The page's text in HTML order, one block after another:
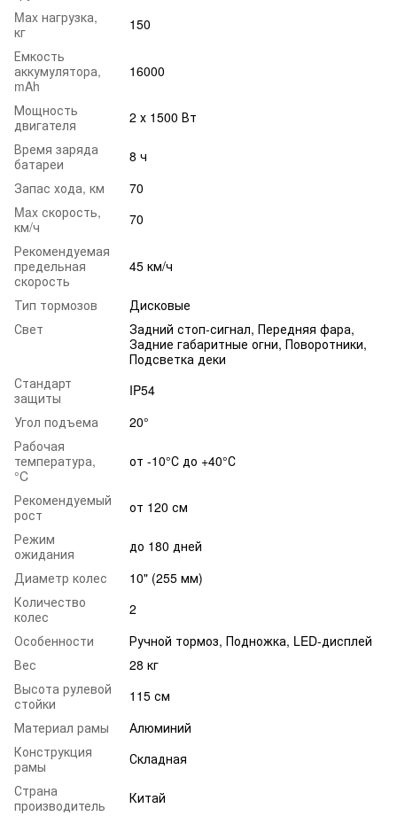
Mаx нагрузка,
кг
150
Емкость
аккумулятора,
mAh
16000
Мощность
двигателя
2 х 1500 Вт
Время заряда
батареи
8 ч
Запас хода, км
70
Max скорость,
км/ч
70
Рекомендуемая
предельная
скорость
45 км/ч
Тип тормозов
Дисковые
Свет
Задний стоп-сигнал, Передняя фара,
Задние габаритные огни, Поворотники,
Подсветка деки
Стандарт
защиты
IP54
Угол подъема
20°
Рабочая
температура,
°C
от -10°С до +40°С
Рекомендуемый
рост
от 120 см
Режим
ожидания
до 180 дней
Диаметр колес
10" (255 мм)
Количество
колес
2
Особенности
Ручной тормоз, Подножка, LED-дисплей
Вес
28 кг
Высота рулевой
стойки
115 см
Материал рамы
Алюминий
Конструкция
рамы
Складная
Страна
производитель
Китай